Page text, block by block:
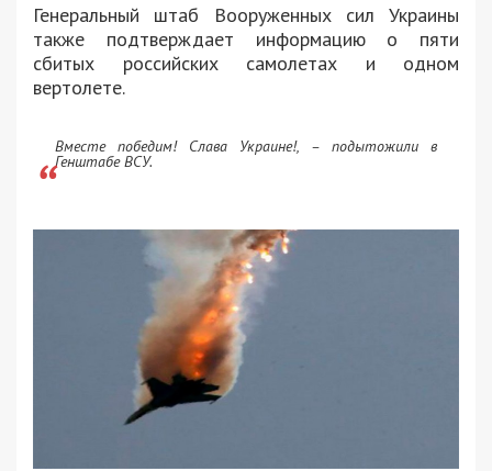
Генеральный штаб Вооруженных сил Украины
также подтверждает информацию о пяти
сбитых российских самолетах и одном
вертолете.
Вместе победим! Слава Украине!, – подытожили в
Генштабе ВСУ.